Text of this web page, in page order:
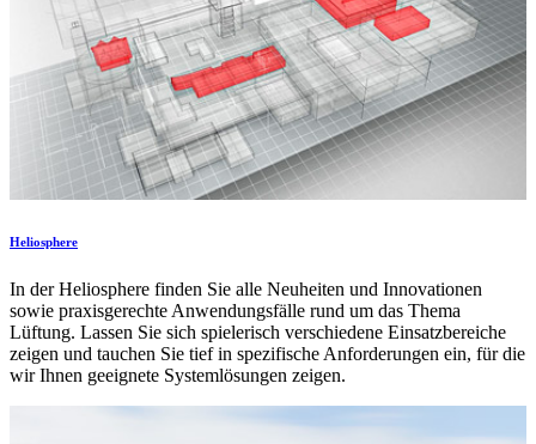
Heliosphere
In der Heliosphere finden Sie alle Neuheiten und Innovationen
sowie praxisgerechte Anwendungsfälle rund um das Thema
Lüftung. Lassen Sie sich spielerisch verschiedene Einsatzbereiche
zeigen und tauchen Sie tief in spezifische Anforderungen ein, für die
wir Ihnen geeignete Systemlösungen zeigen.